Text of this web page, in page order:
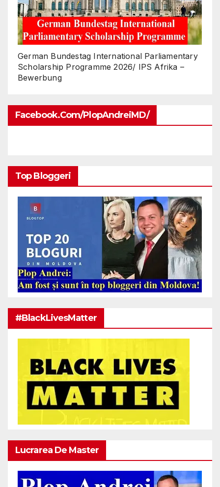
German Bundestag International Parliamentary
Scholarship Programme 2026/ IPS Afrika –
Bewerbung
Facebook.com/PlopAndreiMD/
Top Bloggeri
#BlackLivesMatter
Lucrarea De Master